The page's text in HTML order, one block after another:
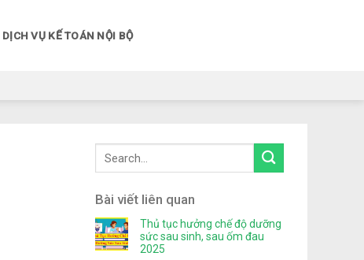
DỊCH VỤ KẾ TOÁN NỘI BỘ
Bài viết liên quan
Thủ tục hưởng chế độ dưỡng
sức sau sinh, sau ốm đau
2025